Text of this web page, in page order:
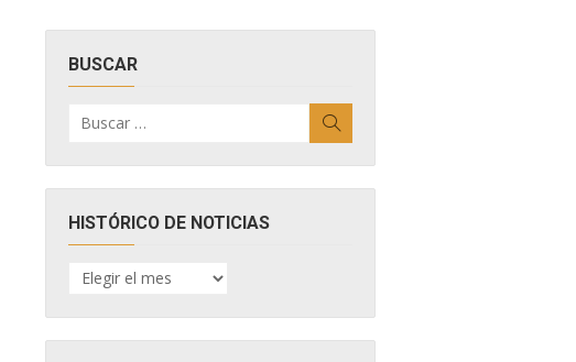
BUSCAR
por:
HISTÓRICO DE NOTICIAS
HISTÓRICO
DE